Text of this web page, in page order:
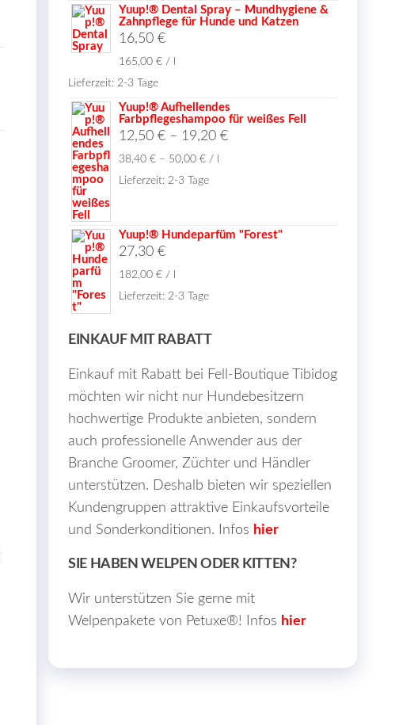
Yuup!® Dental Spray – Mundhygiene &
Zahnpflege für Hunde und Katzen
16,50 €
165,00 € /
Lieferzeit: 2-3 Tage
Yuup!® Aufhellendes
Farbpflegeshampoo für weißes Fell
12,50 € – 19,20 €
38,40 € – 50,00 € /
Lieferzeit: 2-3 Tage
Yuup!® Hundeparfüm "Forest"
27,30 €
182,00 € /
Lieferzeit: 2-3 Tage
EINKAUF MIT RABATT
Einkauf mit Rabatt bei Fell-Boutique Tibidog
möchten wir nicht nur Hundebesitzern
hochwertige Produkte anbieten, sondern
auch professionelle Anwender aus der
Branche Groomer, Züchter und Händler
unterstützen. Deshalb bieten wir speziellen
Kundengruppen attraktive Einkaufsvorteile
und Sonderkonditionen. Infos hier
SIE HABEN WELPEN ODER KITTEN?
Wir unterstützen Sie gerne mit
Welpenpakete von Petuxe®! Infos hier